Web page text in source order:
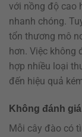
với nồng độ cao
nhanh chóng.
tổn thương mô
hơn. Việc không
hợp nhiều loại
đến hiệu quả
Không đánh
Mỗi cây đào có